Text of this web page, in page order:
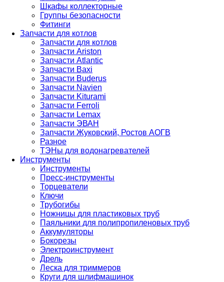
Шкафы коллекторные
Группы безопасности
Фитинги
Запчасти для котлов
Запчасти для котлов
Запчасти Ariston
Запчасти Atlantic
Запчасти Baxi
Запчасти Buderus
Запчасти Navien
Запчасти Kiturami
Запчасти Ferroli
Запчасти Lemax
Запчасти ЭВАН
Запчасти Жуковский, Ростов АОГВ
Разное
ТЭНы для водонагревателей
Инструменты
Инструменты
Пресс-инструменты
Торцеватели
Ключи
Трубогибы
Ножницы для пластиковых труб
Паяльники для полипропиленовых труб
Аккумуляторы
Бокорезы
Электроинструмент
Дрель
Леска для триммеров
Круги для шлифмашинок